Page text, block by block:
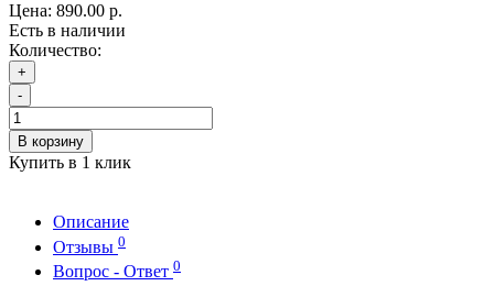
Цена: 890.00 р.
Есть в наличии
Количество:
+
-
В корзину
Купить в 1 клик
Описание
Отзывы 0
Вопрос - Ответ 0